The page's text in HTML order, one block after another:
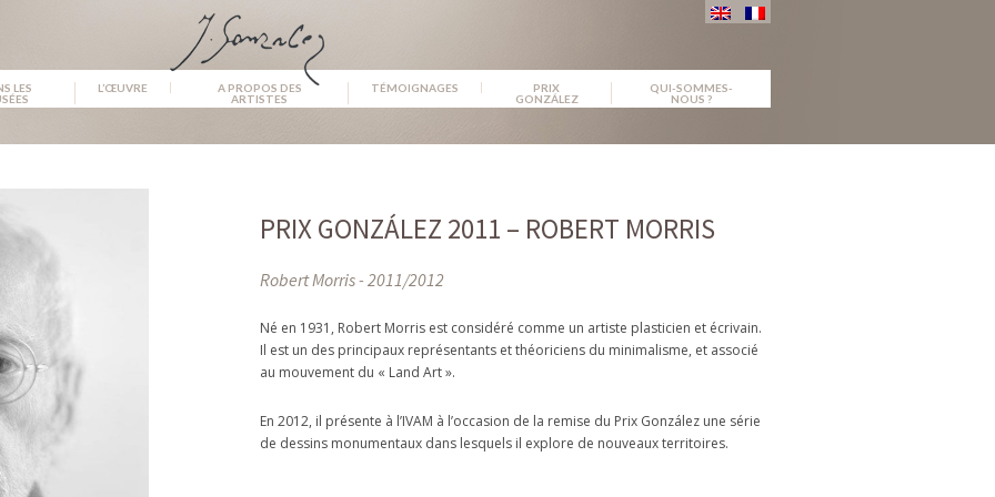
LES
L’ŒUVRE
A PROPOS DES
ARTISTES
TÉMOIGNAGES
PRIX
GONZÁLEZ
QUI-SOMMES-
NOUS ?
PRIX GONZÁLEZ 2011 – ROBERT MORRIS
Robert Morris - 2011/2012
Né en 1931, Robert Morris est considéré comme un artiste plasticien et écrivain.
Il est un des principaux représentants et théoriciens du minimalisme, et associé
au mouvement du « Land Art ».
En 2012, il présente à l’IVAM à l’occasion de la remise du Prix González une série
de dessins monumentaux dans lesquels il explore de nouveaux territoires.